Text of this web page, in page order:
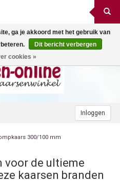
Inloggen
300/100 mm
voor de ultieme
kaarsen branden
ga je akkoord met het gebruik van
Dit bericht verbergen
cookies »